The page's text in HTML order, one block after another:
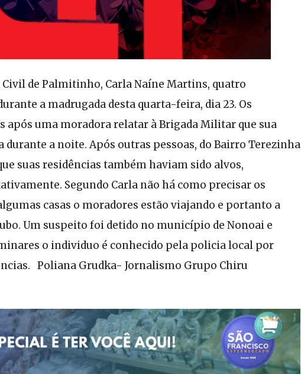
Civil de Palmitinho, Carla Naíne Martins, quatro
a madrugada desta quarta-feira, dia 23. Os
após uma moradora relatar à Brigada Militar que sua
a noite. Após outras pessoas, do Bairro Terezinha
suas residências também haviam sido alvos,
Segundo Carla não há como precisar os
casas o moradores estão viajando e portanto a
Um suspeito foi detido no município de Nonoai e
o individuo é conhecido pela policia local por
Poliana Grudka- Jornalismo Grupo Chiru